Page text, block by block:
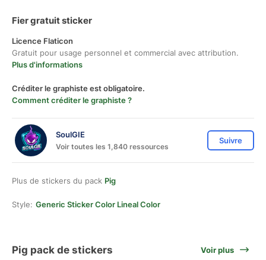
Fier gratuit sticker
Licence Flaticon
Gratuit pour usage personnel et commercial avec attribution.
Plus d'informations
Créditer le graphiste est obligatoire.
Comment créditer le graphiste ?
SoulGIE
Voir toutes les 1,840 ressources
Suivre
Plus de stickers du pack Pig
Style: Generic Sticker Color Lineal Color
Pig pack de stickers Voir plus